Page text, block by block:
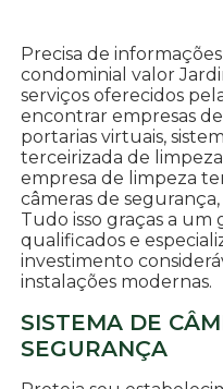
Precisa de
condominial valor
serviços oferecidos
encontrar empresas
portarias virtuais,
terceirizada de
empresa de limpeza
câmeras de
Tudo isso graças a um
qualificados e
investimento
instalações modernas.
SISTEMA DE
SEGURANÇA